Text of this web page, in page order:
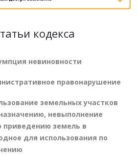
кодекса
невиновности
правонарушение
земельных участков
невыполнение
приведению земель в
для использования по